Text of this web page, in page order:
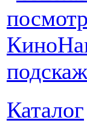
Каталог